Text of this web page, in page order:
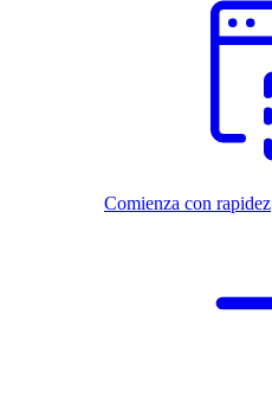
Comienza con rapidez